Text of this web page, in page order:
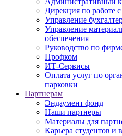
Дирекция по работе
Управление
Управление
обеспечения
Руководство по
Профком
ИТ-Сервисы
Оплата услуг по
парковки
Партнерам
Эндаумент фонд
Наши партнеры
Материалы для
Карьера студентов и